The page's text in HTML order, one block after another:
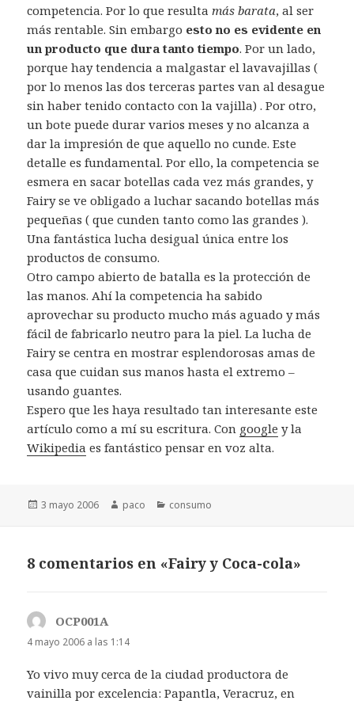
competencia. Por lo que resultamás barata, al ser
más rentable. Sin embargo esto no es evidente en
un producto que dura tanto tiempo. Por un lado,
porque hay tendencia a malgastar el lavavajillas (
por lo menos las dos terceras partes van al desague
sin haber tenido contacto con la vajilla) . Por otro,
un bote puede durar varios meses y no alcanza a
dar la impresión de que aquello no cunde. Este
detalle es fundamental. Por ello, la competencia se
esmera en sacar botellas cada vez más grandes, y
Fairy se ve obligado a luchar sacando botellas más
pequeñas ( que cunden tanto como las grandes ).
Una fantástica lucha desigual única entre los
productos de consumo.
Otro campo abierto de batalla es la protección de
las manos. Ahí la competencia ha sabido
aprovechar su producto mucho más aguado y más
fácil de fabricarlo neutro para la piel. La lucha de
Fairy se centra en mostrar esplendorosas amas de
casa que cuidan sus manos hasta el extremo –
usando guantes.
Espero que les haya resultado tan interesante este
artículo como a mí su escritura. Con google y la
Wikipedia es fantástico pensar en voz alta.
Publicado
3 mayo 2006 Autor
paco Categorías
consumo
8 comentarios en «Fairy y Coca-cola»
OCP001A
4 mayo 2006 a las 1:14
Yo vivo muy cerca de la ciudad productora de
vainilla por excelencia: Papantla, Veracruz, en